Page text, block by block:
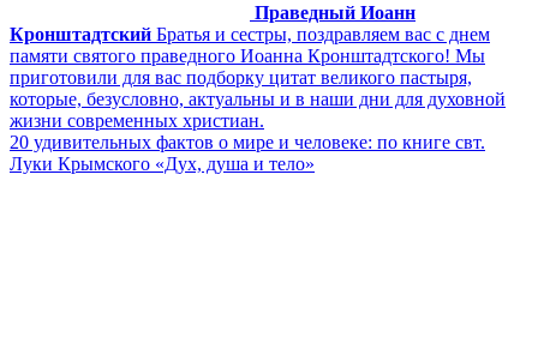
Праведный Иоанн
Кронштадтский Братья и сестры, поздравляем вас с днем
памяти святого праведного Иоанна Кронштадтского! Мы
приготовили для вас подборку цитат великого пастыря,
которые, безусловно, актуальны и в наши дни для духовной
жизни современных христиан.
20 удивительных фактов о мире и человеке: по книге свт.
Луки Крымского «Дух, душа и тело»